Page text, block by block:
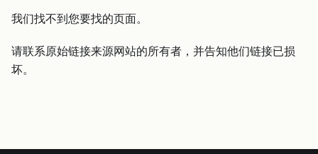
我们找不到您要找的页面。
请联系原始链接来源网站的所有者，并告知他们链接已损
坏。